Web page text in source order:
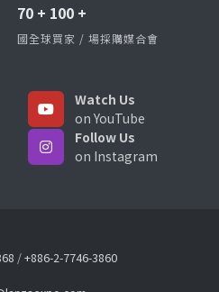
70 + 100 +
國全球買家 / 場採購媒合會
Watch Us
on YouTube
Follow Us
on Instagram
/+886-2-7746-3860